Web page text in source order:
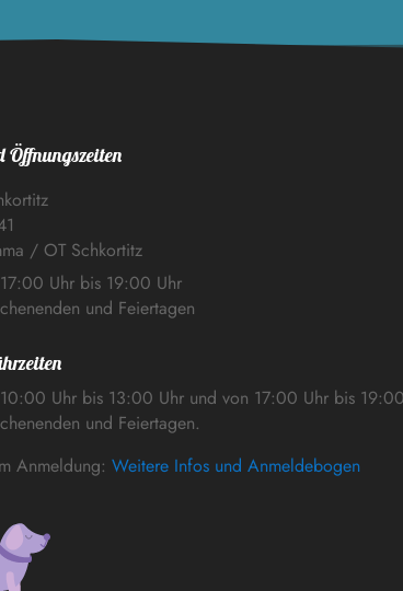
Öffnungszeiten
/ OT Schkortitz
Uhr bis 19:00 Uhr
und Feiertagen
Uhr bis 13:00 Uhr und von 17:00 Uhr bis
und Feiertagen.
Anmeldung: Weitere Infos und Anmeldebogen